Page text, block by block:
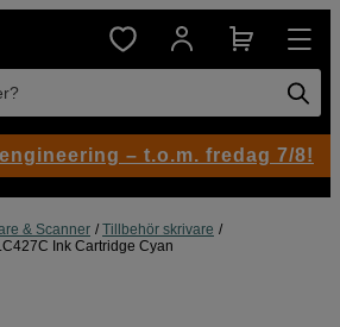
& Scanner
Tillbehör skrivare
Ink Cartridge Cyan
– t.o.m. fredag 7/8!